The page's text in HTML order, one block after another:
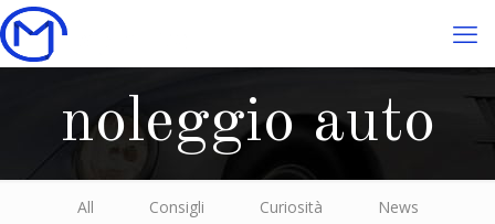
noleggio auto
All Consigli Curiosità News